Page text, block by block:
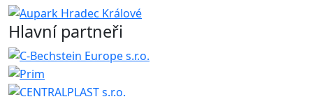
Hlavní partneři